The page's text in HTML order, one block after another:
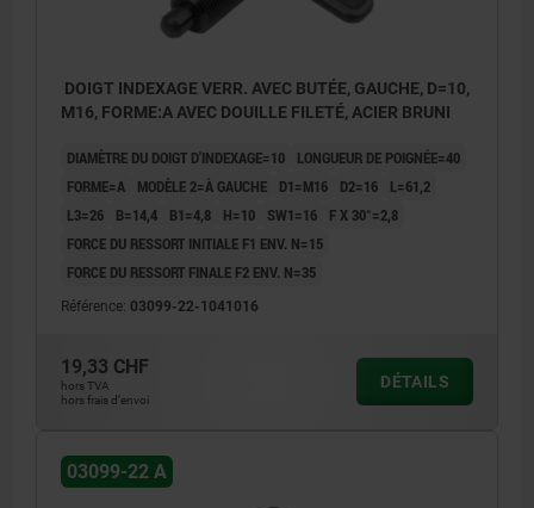
DOIGT INDEXAGE VERR. AVEC BUTÉE, GAUCHE, D=10,
M16, FORME:A AVEC DOUILLE FILETÉ, ACIER BRUNI
DIAMÈTRE DU DOIGT D'INDEXAGE=10
LONGUEUR DE POIGNÉE=40
FORME=A
MODÈLE 2=À GAUCHE D1=M16 D2=16
L=61,2
L3=26
B=14,4 B1=4,8 H=10 SW1=16
F X 30°=2,8
FORCE DU RESSORT INITIALE F1 ENV. N=15
FORCE DU RESSORT FINALE F2 ENV. N=35
Référence: 03099-22-1041016
19,33 CHF
hors TVA
hors frais d’envoi
DÉTAILS
03099-22 A